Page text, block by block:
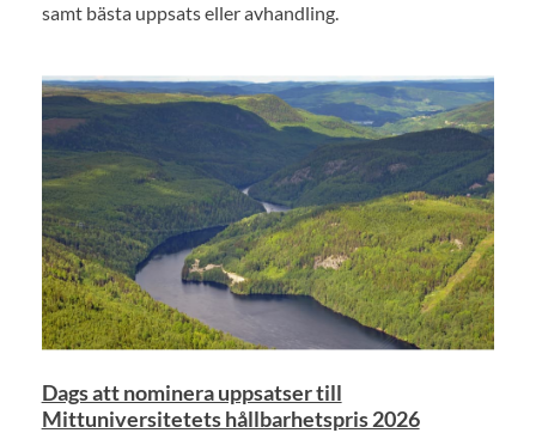
samt bästa uppsats eller avhandling.
Dags att nominera uppsatser till
Mittuniversitetets hållbarhetspris 2026